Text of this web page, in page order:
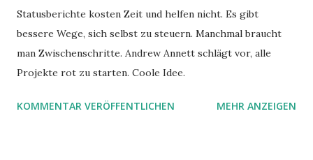
Statusberichte kosten Zeit und helfen nicht. Es gibt
bessere Wege, sich selbst zu steuern. Manchmal braucht
man Zwischenschritte. Andrew Annett schlägt vor, alle
Projekte rot zu starten. Coole Idee.
KOMMENTAR VERÖFFENTLICHEN MEHR ANZEIGEN